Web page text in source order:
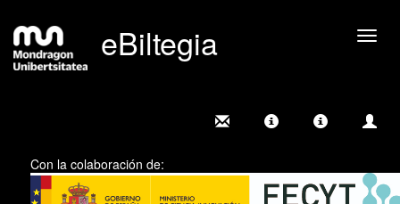
eBiltegia
Con la colaboración de: